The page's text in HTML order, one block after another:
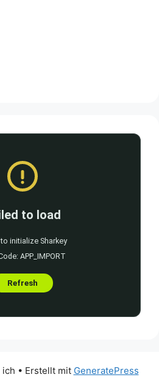
ich • Erstellt mit GeneratePress